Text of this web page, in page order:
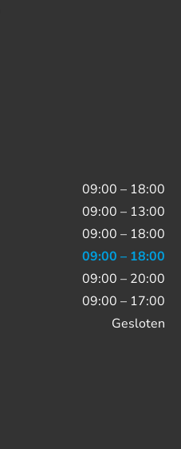
09:00 – 18:00
09:00 – 13:00
09:00 – 18:00
09:00 – 18:00
09:00 – 20:00
09:00 – 17:00
Gesloten